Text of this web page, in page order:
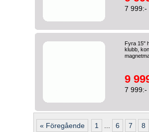
7 999:-
Fyra 15"
klubb,
9
7 999:-
« Föregående 1 6 7 8